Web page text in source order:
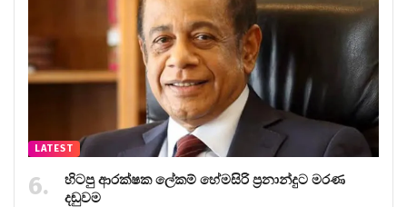
LATEST
හිටපු ආරක්ෂක ලේකම් හේමසිරි ප්‍රනාන්දුට මරණ
දඬුවම